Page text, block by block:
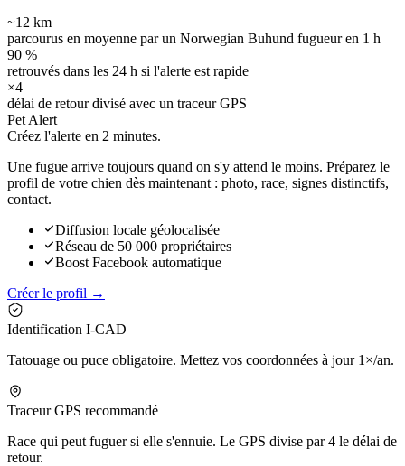
~12 km
parcourus en moyenne par un Norwegian Buhund fugueur en 1 h
90 %
retrouvés dans les 24 h si l'alerte est rapide
×4
délai de retour divisé avec un traceur GPS
Pet Alert
Créez l'alerte en 2 minutes.
Une fugue arrive toujours quand on s'y attend le moins. Préparez le
profil de votre chien dès maintenant : photo, race, signes distinctifs,
contact.
Diffusion locale géolocalisée
Réseau de 50 000 propriétaires
Boost Facebook automatique
Créer le profil →
Identification I-CAD
Tatouage ou puce obligatoire. Mettez vos coordonnées à jour 1×/an.
Traceur GPS recommandé
Race qui peut fuguer si elle s'ennuie. Le GPS divise par 4 le délai de
retour.